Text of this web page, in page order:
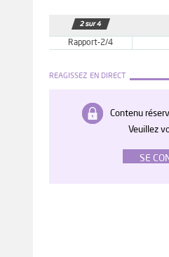
Rapport-2/4
REAGISSEZ EN DIRECT
Contenu
Veuillez
SE